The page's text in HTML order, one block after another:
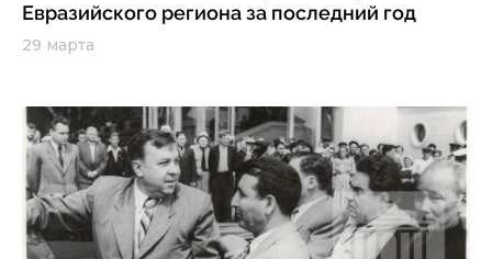
Евразийского региона за последний год
29 марта